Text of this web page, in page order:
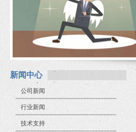
新闻中心
公司新闻
行业新闻
技术支持